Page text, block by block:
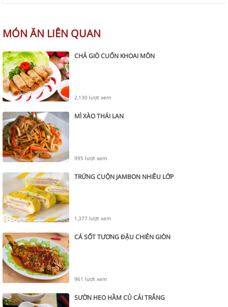
MÓN ĂN LIÊN QUAN
CHẢ GIÒ CUỐN KHOAI MÔN
2,130 lượt xem
MÌ XÀO THÁI LAN
995 lượt xem
TRỨNG CUỘN JAMBON NHIỀU LỚP
1,377 lượt xem
CÁ SỐT TƯƠNG ĐẬU CHIÊN GIÒN
961 lượt xem
SƯỜN HEO HẦM CỦ CẢI TRẮNG